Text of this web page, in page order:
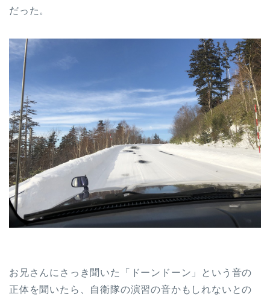
だった。
お兄さんにさっき聞いた「ドーンドーン」という音の
正体を聞いたら、自衛隊の演習の音かもしれないとの